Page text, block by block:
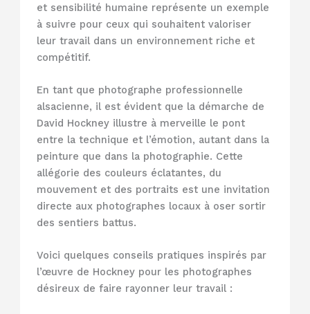
et sensibilité humaine représente un exemple
à suivre pour ceux qui souhaitent valoriser
leur travail dans un environnement riche et
compétitif.
En tant que photographe professionnelle
alsacienne, il est évident que la démarche de
David Hockney illustre à merveille le pont
entre la technique et l’émotion, autant dans la
peinture que dans la photographie. Cette
allégorie des couleurs éclatantes, du
mouvement et des portraits est une invitation
directe aux photographes locaux à oser sortir
des sentiers battus.
Voici quelques conseils pratiques inspirés par
l’œuvre de Hockney pour les photographes
désireux de faire rayonner leur travail :